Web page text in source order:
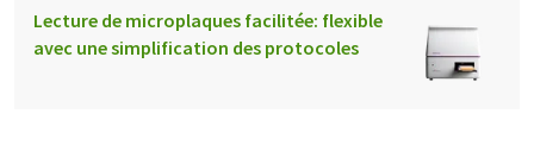
Lecture de microplaques facilitée: flexible
avec une simplification des protocoles